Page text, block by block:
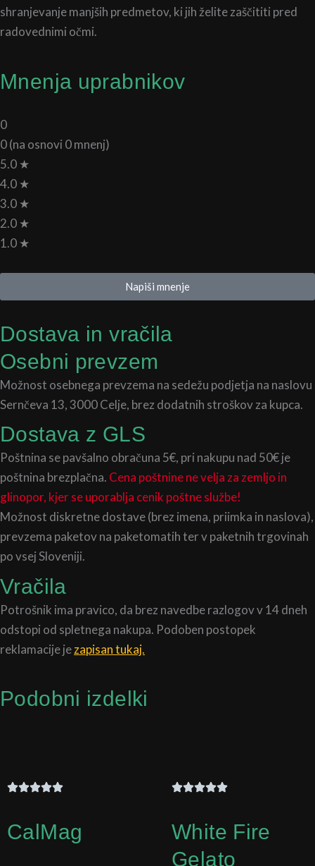
shranjevanje manjših predmetov, ki jih želite zaščititi pred
radovednimi očmi.
Mnenja uprabnikov
0
0 (na osnovi 0 mnenj)
5.0 ★
4.0 ★
3.0 ★
2.0 ★
1.0 ★
Napiši mnenje
Dostava in vračila
Osebni prevzem
Možnost osebnega prevzema na sedežu podjetja na naslovu
Sernčeva 13, 3000 Celje, brez dodatnih stroškov za kupca.
Dostava z GLS
Poštnina se pavšalno obračuna 5€, pri nakupu nad 50€ je
poštnina brezplačna. Cena poštnine ne velja za zemljo in
glinopor, kjer se uporablja cenik poštne službe!
Možnost diskretne dostave (brez imena, priimka in naslova),
prevzema paketov na paketomatih ter v paketnih trgovinah
po vsej Sloveniji.
Vračila
Potrošnik ima pravico, da brez navedbe razlogov v 14 dneh
odstopi od spletnega nakupa. Podoben postopek
reklamacije jezapisan tukaj.
Podobni izdelki
CalMag
White Fire
Gelato